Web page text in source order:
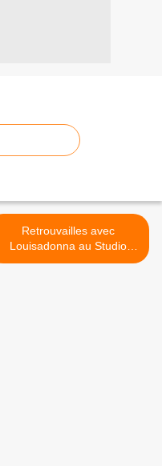
Retrouvailles avec
Louisadonna au Studio
Luna Rossa afin d’en